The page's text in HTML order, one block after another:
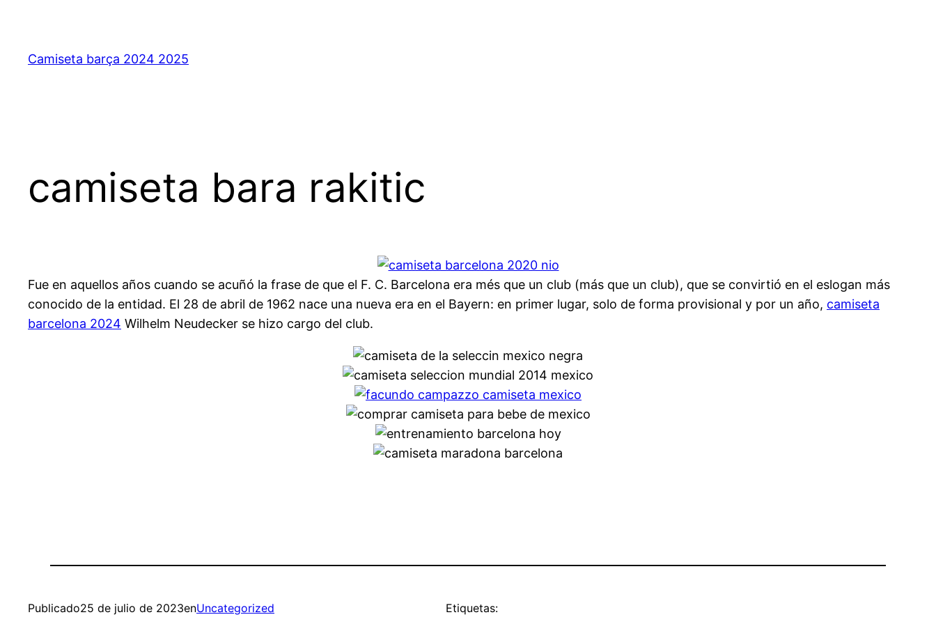
contenido
Camiseta barça 2024 2025
camiseta bara rakitic
Fue en aquellos años cuando se acuñó la frase de que el F. C. Barcelona era més que un club (más que un club), que se convirtió en el eslogan más
conocido de la entidad. El 28 de abril de 1962 nace una nueva era en el Bayern: en primer lugar, solo de forma provisional y por un año, camiseta
barcelona 2024 Wilhelm Neudecker se hizo cargo del club.
Publicado25 de julio de 2023enUncategorized Etiquetas: